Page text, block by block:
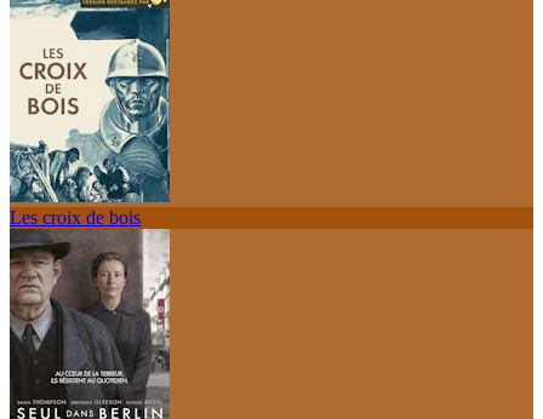
Les croix de bois